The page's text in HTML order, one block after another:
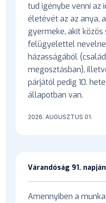
tud igénybe venni az
életévét az az anya,
gyermeke, akit közös
felügyelettel
házasságából
megosztásban),
párjától pedig 10.
állapotban van.
2026. AUGUSZTUS 01.
Várandóság 91.
Amennyiben a